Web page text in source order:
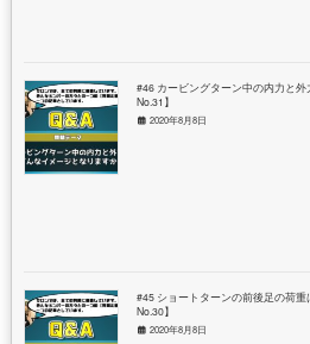
#46 カービングターン中の内力と
No.31】
2020年8月8日
#45 ショートターンの前後足の荷
No.30】
2020年8月8日